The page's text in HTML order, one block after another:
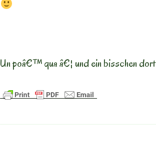
Un poâ€™ qua â€¦ und ein bisschen dort